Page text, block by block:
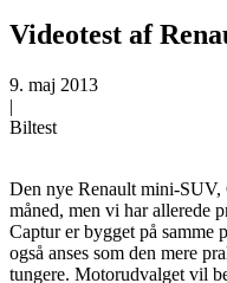
Videotest af
9. maj 2013
|
Biltest
Den nye Renault mini-
måned, men vi har allerede
Captur er bygget på samme
også anses som den mere
tungere. Motorudvalget vil